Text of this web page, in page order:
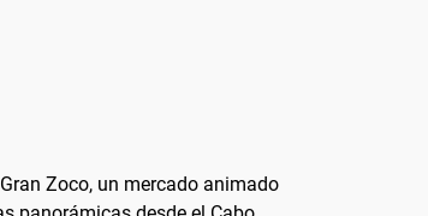
Zoco, un mercado animado